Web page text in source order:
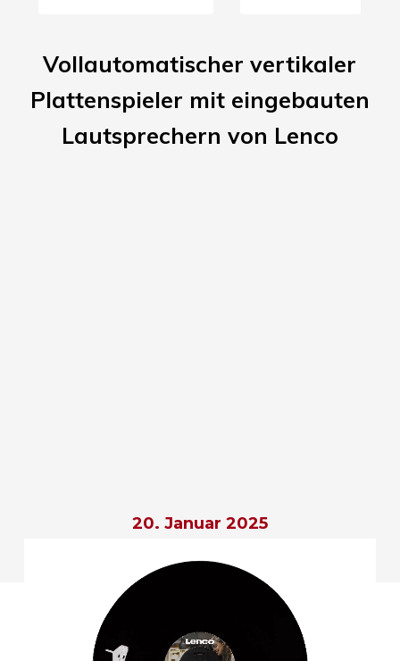
Vollautomatischer vertikaler
Plattenspieler mit eingebauten
Lautsprechern von Lenco
20. Januar 2025